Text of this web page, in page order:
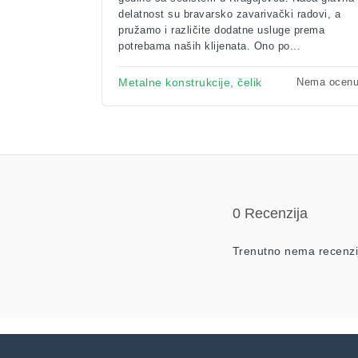
delatnost su bravarsko zavarivački radovi, a
pružamo i različite dodatne usluge prema
potrebama naših klijenata. Ono po...
Metalne konstrukcije, čelik Nema ocenu
0 Recenzija
Trenutno nema